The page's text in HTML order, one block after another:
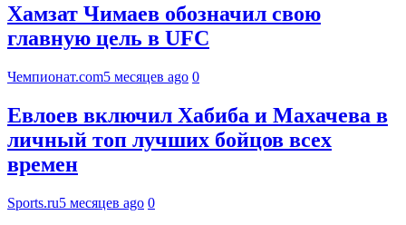
Хамзат Чимаев обозначил свою
главную цель в UFC
Чемпионат.com5 месяцев ago 0
Евлоев включил Хабиба и Махачева в
личный топ лучших бойцов всех
времен
Sports.ru5 месяцев ago 0